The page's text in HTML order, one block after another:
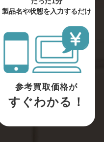
製品名や状態を入力するだけ
参考買取価格が
すぐわかる！